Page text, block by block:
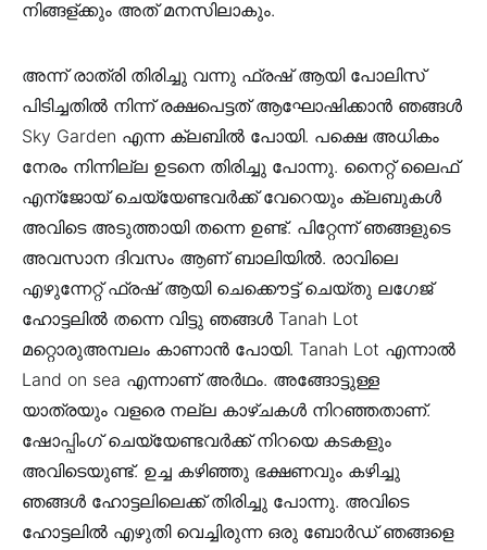
നിങ്ങള്ക്കും അത് മനസിലാകും.
അന്ന് രാത്രി തിരിച്ചു വന്നു ഫ്രഷ്‌ ആയി പോലിസ്
പിടിച്ചതില്‍ നിന്ന് രക്ഷപെട്ടത് ആഘോഷിക്കാന്‍ ഞങ്ങള്‍
Sky Garden എന്ന ക്ലബില്‍ പോയി. പക്ഷെ അധികം
നേരം നിന്നില്ല ഉടനെ തിരിച്ചു പോന്നു. നൈറ്റ്‌ ലൈഫ്
എന്ജോയ്‌ ചെയ്യേണ്ടവര്‍ക്ക് വേറെയും ക്ലബുകള്‍
അവിടെ അടുത്തായി തന്നെ ഉണ്ട്. പിറ്റേന്ന് ഞങ്ങളുടെ
അവസാന ദിവസം ആണ് ബാലിയില്‍. രാവിലെ
എഴുന്നേറ്റ് ഫ്രഷ്‌ ആയി ചെക്കൌട്ട് ചെയ്തു ലഗേജ്
ഹോട്ടലില്‍ തന്നെ വിട്ടു ഞങ്ങള്‍ Tanah Lot
മറ്റൊരുഅമ്പലം കാണാന്‍ പോയി. Tanah Lot എന്നാല്‍
Land on sea എന്നാണ് അര്‍ഥം. അങ്ങോട്ടുള്ള
യാത്രയും വളരെ നല്ല കാഴ്ചകള്‍ നിറഞ്ഞതാണ്‌.
ഷോപ്പിംഗ്‌ ചെയ്യേണ്ടവര്‍ക്ക് നിറയെ കടകളും
അവിടെയുണ്ട്. ഉച്ച കഴിഞ്ഞു ഭക്ഷണവും കഴിച്ചു
ഞങ്ങള്‍ ഹോട്ടലിലെക്ക് തിരിച്ചു പോന്നു. അവിടെ
ഹോട്ടലില്‍ എഴുതി വെച്ചിരുന്ന ഒരു ബോര്‍ഡ്‌ ഞങ്ങളെ